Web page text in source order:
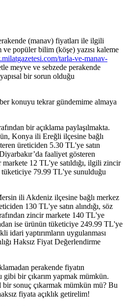
(manav) fiyatları ile ilgili
ve popüler bilim (köşe) yazısı kaleme
tarla-ve-manav-
meyve ve sebzede perakende
bir sorun olduğu
konuyu tekrar gündemime almaya
bir açıklama paylaşılmakta.
Konya ili Ereğli ilçesine bağlı
üreticiden 5.30 TL'ye satın
faaliyet gösteren
12 TL'ye satıldığı, ilgili zincir
tüketiciye 79.99 TL'ye sunulduğu
ili Akdeniz ilçesine bağlı merkez
130 TL'ye satın alındığı, söz
zincir markete 140 TL'ye
ise ürünün tüketiciye 249.99 TL'ye
idari yaptırımların uygulanması
Haksız Fiyat Değerlendirme
perakende fiyatın
gibi bir çıkarım yapmak mümkün.
sonuç çıkarmak mümkün mü? Bu
fiyata açıklık getirelim!